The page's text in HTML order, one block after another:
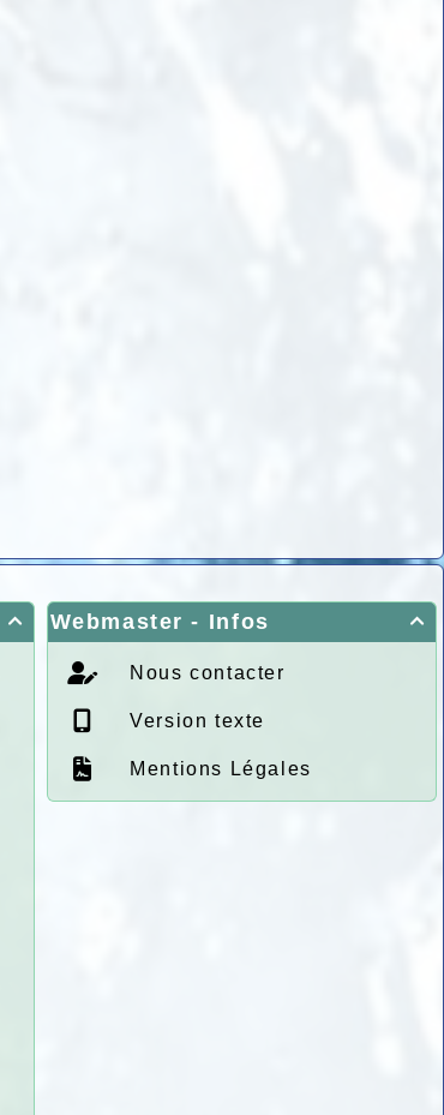
 
Webmaster - Infos
Nous contacter
Version texte
Mentions Légales